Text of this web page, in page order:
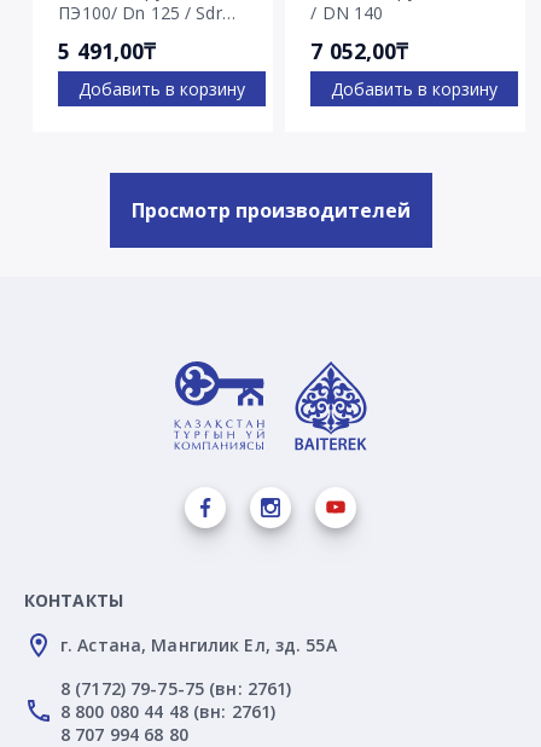
ПЭ100/ Dn 125 / Sdr
5 491,00₸
Добавить в корзину
/ DN 140
7 052,00₸
Добавить в корзину
Просмотр производителей
КОНТАКТЫ
г. Астана, Мангилик Ел, зд. 55А
8 (7172) 79-75-75 (вн: 2761)
8 800 080 44 48 (вн: 2761)
8 707 994 68 80